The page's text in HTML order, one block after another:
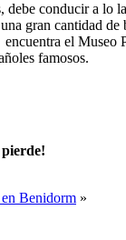
debe conducir a lo
gran cantidad
encuentra el
famosos.
Benidorm »